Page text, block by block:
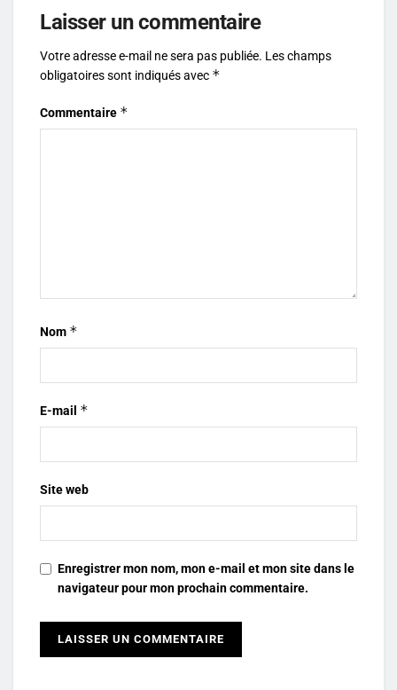
Laisser un commentaire
Votre adresse e-mail ne sera pas publiée. Les champs
obligatoires sont indiqués avec *
Commentaire *
Nom *
E-mail *
Site web
Enregistrer mon nom, mon e-mail et mon site dans le
navigateur pour mon prochain commentaire.